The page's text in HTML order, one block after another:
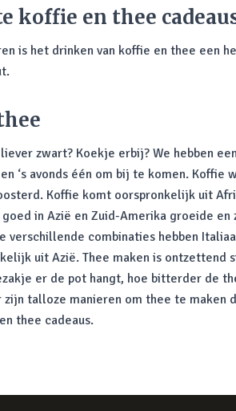
koffie en thee
is het drinken van koffie en thee een
zwart? Koekje erbij? We hebben
‘s avonds één om bij te komen.
Koffie komt oorspronkelijk uit
in Azië en Zuid-Amerika groeide
verschillende combinaties hebben
uit Azië. Thee maken is ontzettend
er de pot hangt, hoe bitterder de
zijn talloze manieren om thee te
thee cadeaus.